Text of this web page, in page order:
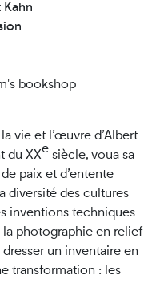
bookshop
vie et l’œuvre d’Albert
du XXesiècle, voua sa
paix et d’entente
diversité des cultures
inventions techniques
photographie en relief
un inventaire en
transformation : les